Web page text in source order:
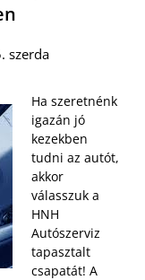
szerda
Ha szeretnénk
igazán jó
kezekben
tudni az autót,
akkor
válasszuk a
HNH
Autószerviz
tapasztalt
csapatát! A